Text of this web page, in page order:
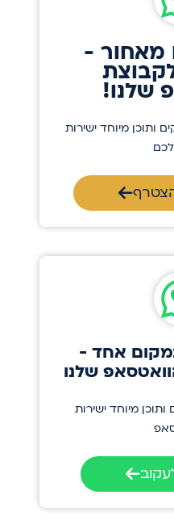
מאחור -
שלנו!
ותוכן מיוחד ישירות
אחד -
שלנו
מיוחד ישירות